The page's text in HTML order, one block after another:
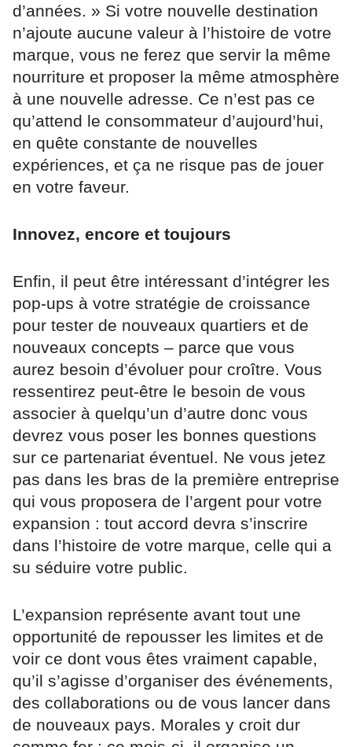
d’années. » Si votre nouvelle destination
n’ajoute aucune valeur à l’histoire de votre
marque, vous ne ferez que servir la même
nourriture et proposer la même atmosphère
à une nouvelle adresse. Ce n’est pas ce
qu’attend le consommateur d’aujourd’hui,
en quête constante de nouvelles
expériences, et ça ne risque pas de jouer
en votre faveur.
Innovez, encore et toujours
Enfin, il peut être intéressant d’intégrer les
pop-ups à votre stratégie de croissance
pour tester de nouveaux quartiers et de
nouveaux concepts – parce que vous
aurez besoin d’évoluer pour croître. Vous
ressentirez peut-être le besoin de vous
associer à quelqu’un d’autre donc vous
devrez vous poser les bonnes questions
sur ce partenariat éventuel. Ne vous jetez
pas dans les bras de la première entreprise
qui vous proposera de l’argent pour votre
expansion : tout accord devra s’inscrire
dans l’histoire de votre marque, celle qui a
su séduire votre public.
L’expansion représente avant tout une
opportunité de repousser les limites et de
voir ce dont vous êtes vraiment capable,
qu’il s’agisse d’organiser des événements,
des collaborations ou de vous lancer dans
de nouveaux pays. Morales y croit dur